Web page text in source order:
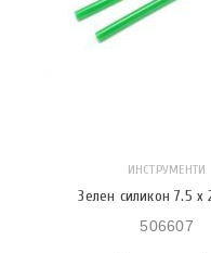
ИНСТРУМЕНТИ
Зелен силикон 7.5 x
506607